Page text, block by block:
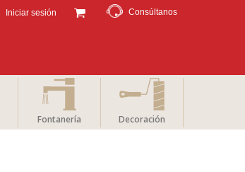
Consúltanos
Iniciar sesión
Fontanería Decoración